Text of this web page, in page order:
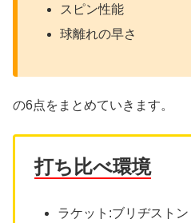
スピン性能
球離れの早さ
の6点をまとめていきます。
打ち比べ環境
ラケット:ブリヂスト